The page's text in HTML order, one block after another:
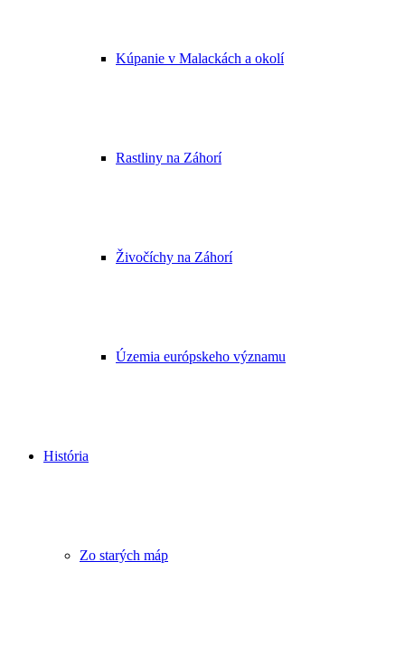
Kúpanie v Malackách a okolí
Rastliny na Záhorí
Živočíchy na Záhorí
Územia európskeho významu
História
Zo starých máp